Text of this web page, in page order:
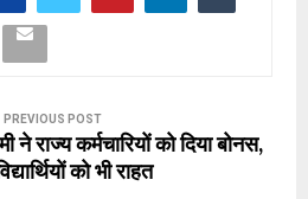
PREVIOUS POST
ने राज्य कर्मचारियों को दिया बोनस,
को भी राहत